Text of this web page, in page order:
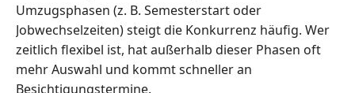
Umzugsphasen (z. B. Semesterstart oder
Jobwechselzeiten) steigt die Konkurrenz häufig. Wer
zeitlich flexibel ist, hat außerhalb dieser Phasen oft
mehr Auswahl und kommt schneller an
Besichtigungstermine.